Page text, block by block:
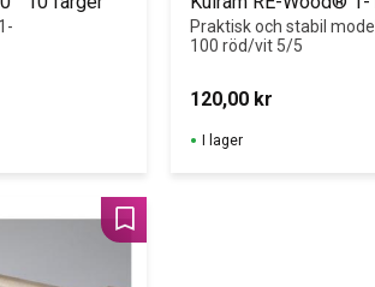
Praktisk och stabil
100 röd/vit 5/5
120,00 kr
I lager
Lägg till i favoriter